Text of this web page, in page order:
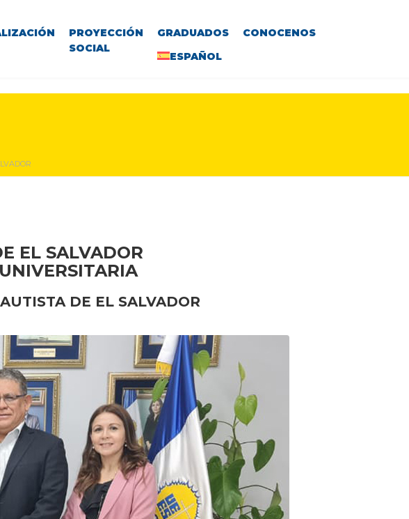
PROYECCIÓN
SOCIAL
GRADUADOS
CONOCENOS
ESPAÑOL
EL SALVADOR
DE EL SALVADOR